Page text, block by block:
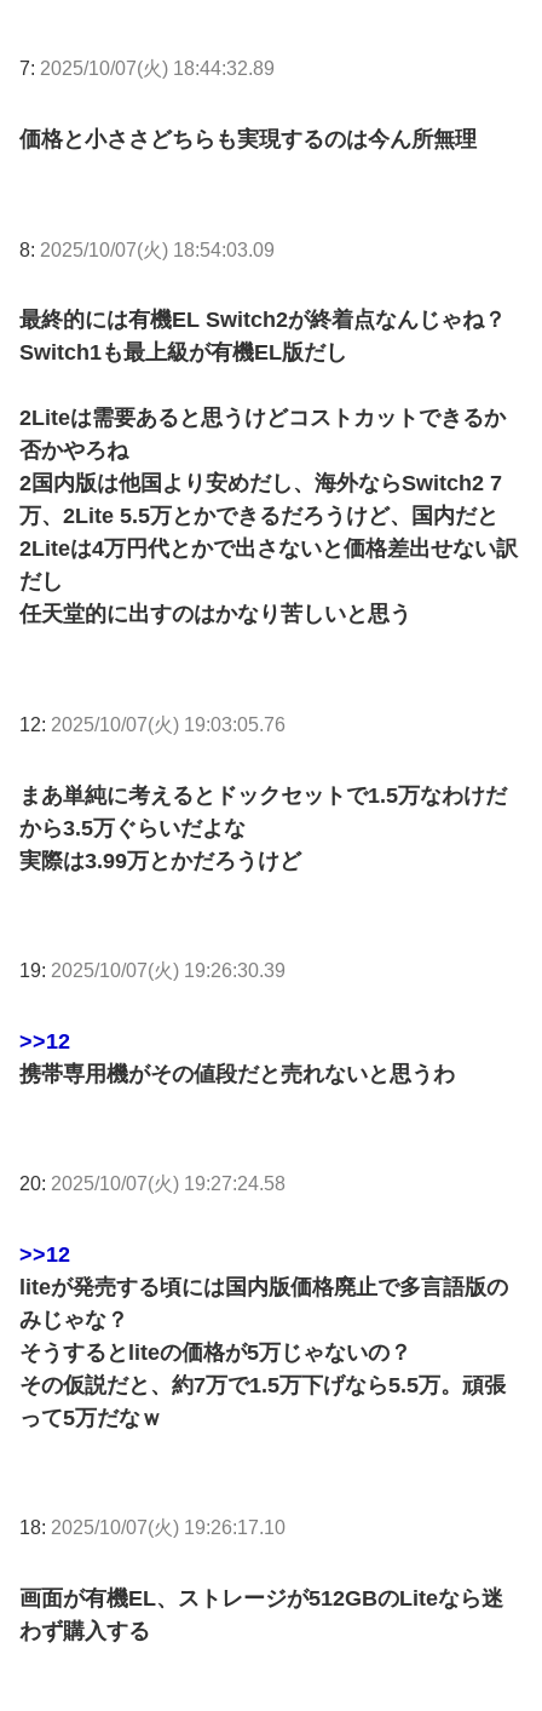
7: 2025/10/07(火) 18:44:32.89
価格と小ささどちらも実現するのは今ん所無理
8: 2025/10/07(火) 18:54:03.09
最終的には有機EL Switch2が終着点なんじゃね？
Switch1も最上級が有機EL版だし
2Liteは需要あると思うけどコストカットできるか
否かやろね
2国内版は他国より安めだし、海外ならSwitch2 7
万、2Lite 5.5万とかできるだろうけど、国内だと
2Liteは4万円代とかで出さないと価格差出せない訳
だし
任天堂的に出すのはかなり苦しいと思う
12: 2025/10/07(火) 19:03:05.76
まあ単純に考えるとドックセットで1.5万なわけだ
から3.5万ぐらいだよな
実際は3.99万とかだろうけど
19: 2025/10/07(火) 19:26:30.39
>>12
携帯専用機がその値段だと売れないと思うわ
20: 2025/10/07(火) 19:27:24.58
>>12
liteが発売する頃には国内版価格廃止で多言語版の
みじゃな？
そうするとliteの価格が5万じゃないの？
その仮説だと、約7万で1.5万下げなら5.5万。頑張
って5万だなｗ
18: 2025/10/07(火) 19:26:17.10
画面が有機EL、ストレージが512GBのLiteなら迷
わず購入する